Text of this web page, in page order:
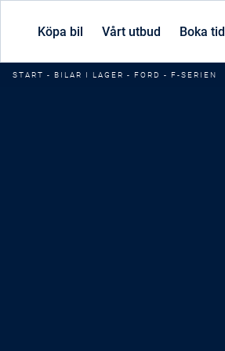
Köpa bil Vårt utbud Boka tid
START - BILAR I LAGER - FORD - F-SERIEN